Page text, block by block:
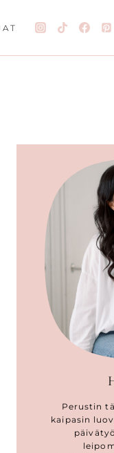
Perustin
kaipasin